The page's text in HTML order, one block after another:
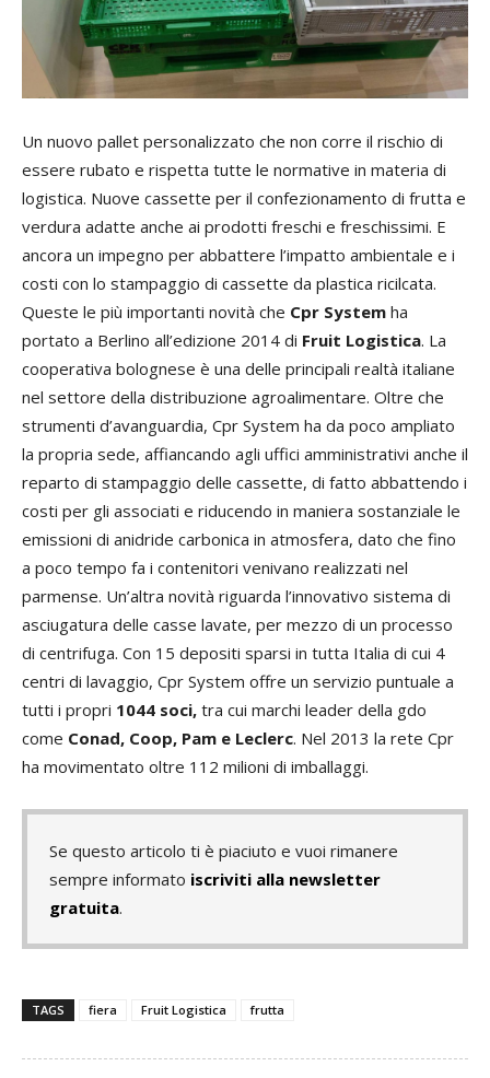
Un nuovo pallet personalizzato che non corre il rischio di
essere rubato e rispetta tutte le normative in materia di
logistica. Nuove cassette per il confezionamento di frutta e
verdura adatte anche ai prodotti freschi e freschissimi. E
ancora un impegno per abbattere l’impatto ambientale e i
costi con lo stampaggio di cassette da plastica ricilcata.
Queste le più importanti novità che Cpr System ha
portato a Berlino all’edizione 2014 di Fruit Logistica. La
cooperativa bolognese è una delle principali realtà italiane
nel settore della distribuzione agroalimentare. Oltre che
strumenti d’avanguardia, Cpr System ha da poco ampliato
la propria sede, affiancando agli uffici amministrativi anche il
reparto di stampaggio delle cassette, di fatto abbattendo i
costi per gli associati e riducendo in maniera sostanziale le
emissioni di anidride carbonica in atmosfera, dato che fino
a poco tempo fa i contenitori venivano realizzati nel
parmense. Un’altra novità riguarda l’innovativo sistema di
asciugatura delle casse lavate, per mezzo di un processo
di centrifuga. Con 15 depositi sparsi in tutta Italia di cui 4
centri di lavaggio, Cpr System offre un servizio puntuale a
tutti i propri 1044 soci, tra cui marchi leader della gdo
come Conad, Coop, Pam e Leclerc. Nel 2013 la rete Cpr
ha movimentato oltre 112 milioni di imballaggi.
Se questo articolo ti è piaciuto e vuoi rimanere
sempre informato iscriviti alla newsletter
gratuita.
TAGS fiera Fruit Logistica frutta